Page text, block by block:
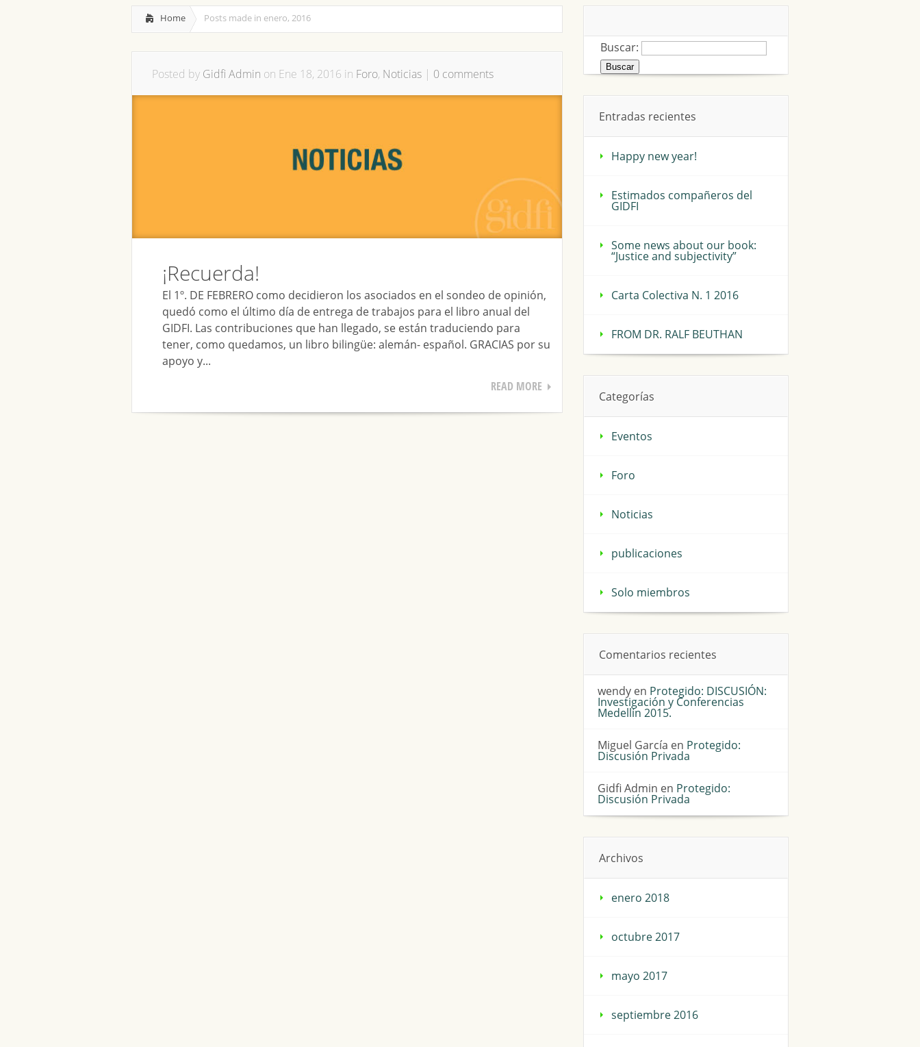
Home Posts made in enero, 2016
Posted by Gidfi Admin on Ene 18, 2016 in Foro, Noticias | 0 comments
¡Recuerda!
El 1º. DE FEBRERO como decidieron los asociados en el sondeo de opinión,
quedó como el último día de entrega de trabajos para el libro anual del
GIDFI. Las contribuciones que han llegado, se están traduciendo para
tener, como quedamos, un libro bilingüe: alemán- español. GRACIAS por su
apoyo y...
READ MORE
Buscar:
Entradas recientes
Happy new year!
Estimados compañeros del
GIDFI
Some news about our book:
“Justice and subjectivity”
Carta Colectiva N. 1 2016
FROM DR. RALF BEUTHAN
Categorías
Eventos
Foro
Noticias
publicaciones
Solo miembros
Comentarios recientes
wendy en Protegido: DISCUSIÓN:
Investigación y Conferencias
Medellín 2015.
Miguel García en Protegido:
Discusión Privada
Gidfi Admin en Protegido:
Discusión Privada
Archivos
enero 2018
octubre 2017
mayo 2017
septiembre 2016